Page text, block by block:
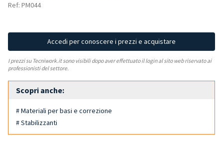
Ref: PM044
Accedi per conoscere i prezzi e acquistare
I prezzi su Tecniwork.it sono visibili dopo aver effettuato il login al sito web riservato ai
professionisti del settore.
Scopri anche:
# Materiali per basi e correzione
# Stabilizzanti